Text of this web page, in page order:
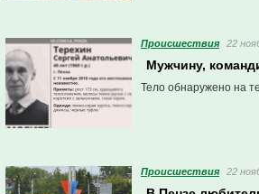
Проиcшествия 22
Мужчину,
Тело обнаружено на
Проиcшествия 22